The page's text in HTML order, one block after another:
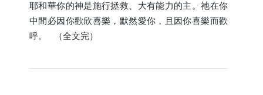
耶和華你的神是施行拯救、大有能力的主。祂在你
中間必因你歡欣喜樂，默然愛你，且因你喜樂而歡
呼。 （全文完）